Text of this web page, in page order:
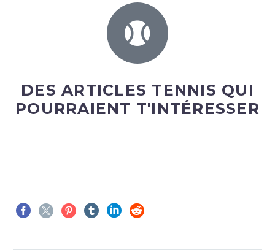
DES ARTICLES TENNIS QUI
POURRAIENT T'INTÉRESSER